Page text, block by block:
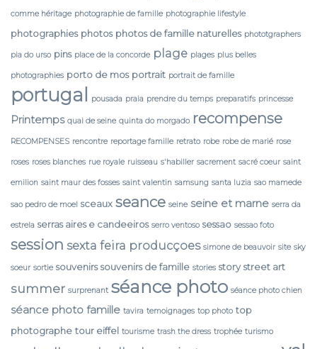
comme héritage photographie de famille photographie lifestyle
photographies photos photos de famille naturelles phototgraphers
pia do urso pins place de la concorde plage plages plus belles
photographies porto de mos portrait portrait de famille
portugal pousada praia prendre du temps preparatifs princesse
Printemps quai de seine quinta do morgado recompense
RECOMPENSES rencontre reportage famille retrato robe robe de marié rose
roses roses blanches rue royale ruisseau s'habiller sacrement sacré coeur saint
emilion saint maur des fosses saint valentin samsung santa luzia sao mamede
sao pedro de moel sceaux seance seine seine et marne serra da
estrela serras aires e candeeiros serro ventoso sessao sessao foto
session sexta feira producçoes simone de beauvoir site sky
soeur sortie souvenirs souvenirs de famille stories story street art
summer surprenant séance photo séance photo chien
séance photo famille tavira temoignages top photo top
photographe tour eiffel tourisme trash the dress trophée turismo